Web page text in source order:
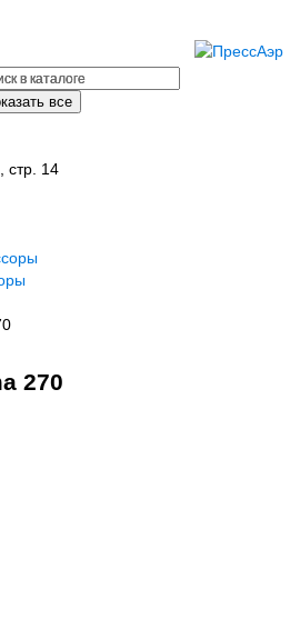
все
стр. 14
270